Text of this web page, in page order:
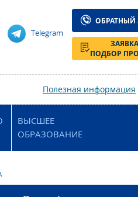
Telegram
ОБРАТНЫЙ
ПОДБОР
Полезная информация
ВЫСШЕЕ
ОБРАЗОВАНИЕ